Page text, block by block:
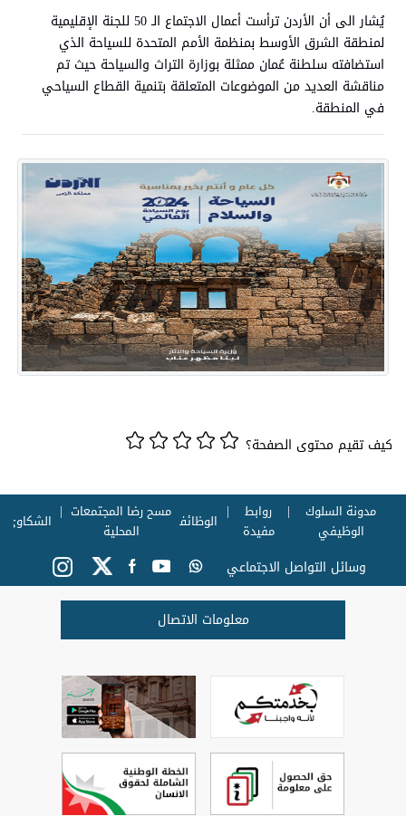
يُشار الى أن الأردن ترأست أعمال الاجتماع الـ 50 للجنة الإقليمية
لمنطقة الشرق الأوسط بمنظمة الأمم المتحدة للسياحة الذي
استضافته سلطنة عُمان ممثلة بوزارة التراث والسياحة حيث تم
مناقشة العديد من الموضوعات المتعلقة بتنمية القطاع السياحي
في المنطقة.
كيف تقيم محتوى الصفحة؟
مدونة السلوك
الوظيفي
روابط
مفيدة
الوظائف مسح رضا المجتمعات
المحلية
الشكاوي
وسائل التواصل الاجتماعي
معلومات الاتصال